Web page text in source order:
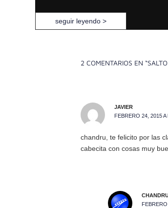
seguir leyendo >
2 COMENTARIOS EN
JAVIER
FEBRERO 24, 2015 A
chandru, te felicito por las
cabecita con cosas muy